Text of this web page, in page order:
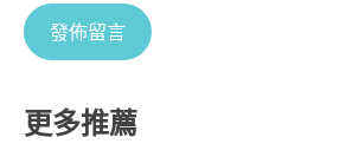
更多推薦